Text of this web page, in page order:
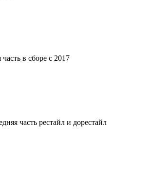
в сборе с 2017
часть рестайл и дорестайл